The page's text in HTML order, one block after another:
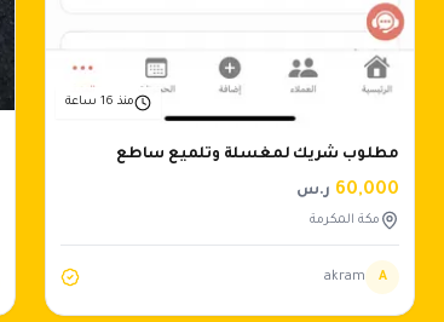
منذ 16 ساعة
مطلوب شريك لمغسلة وتلميع ساطع
60,000 ر.س
مكة المكرمة
A
akram